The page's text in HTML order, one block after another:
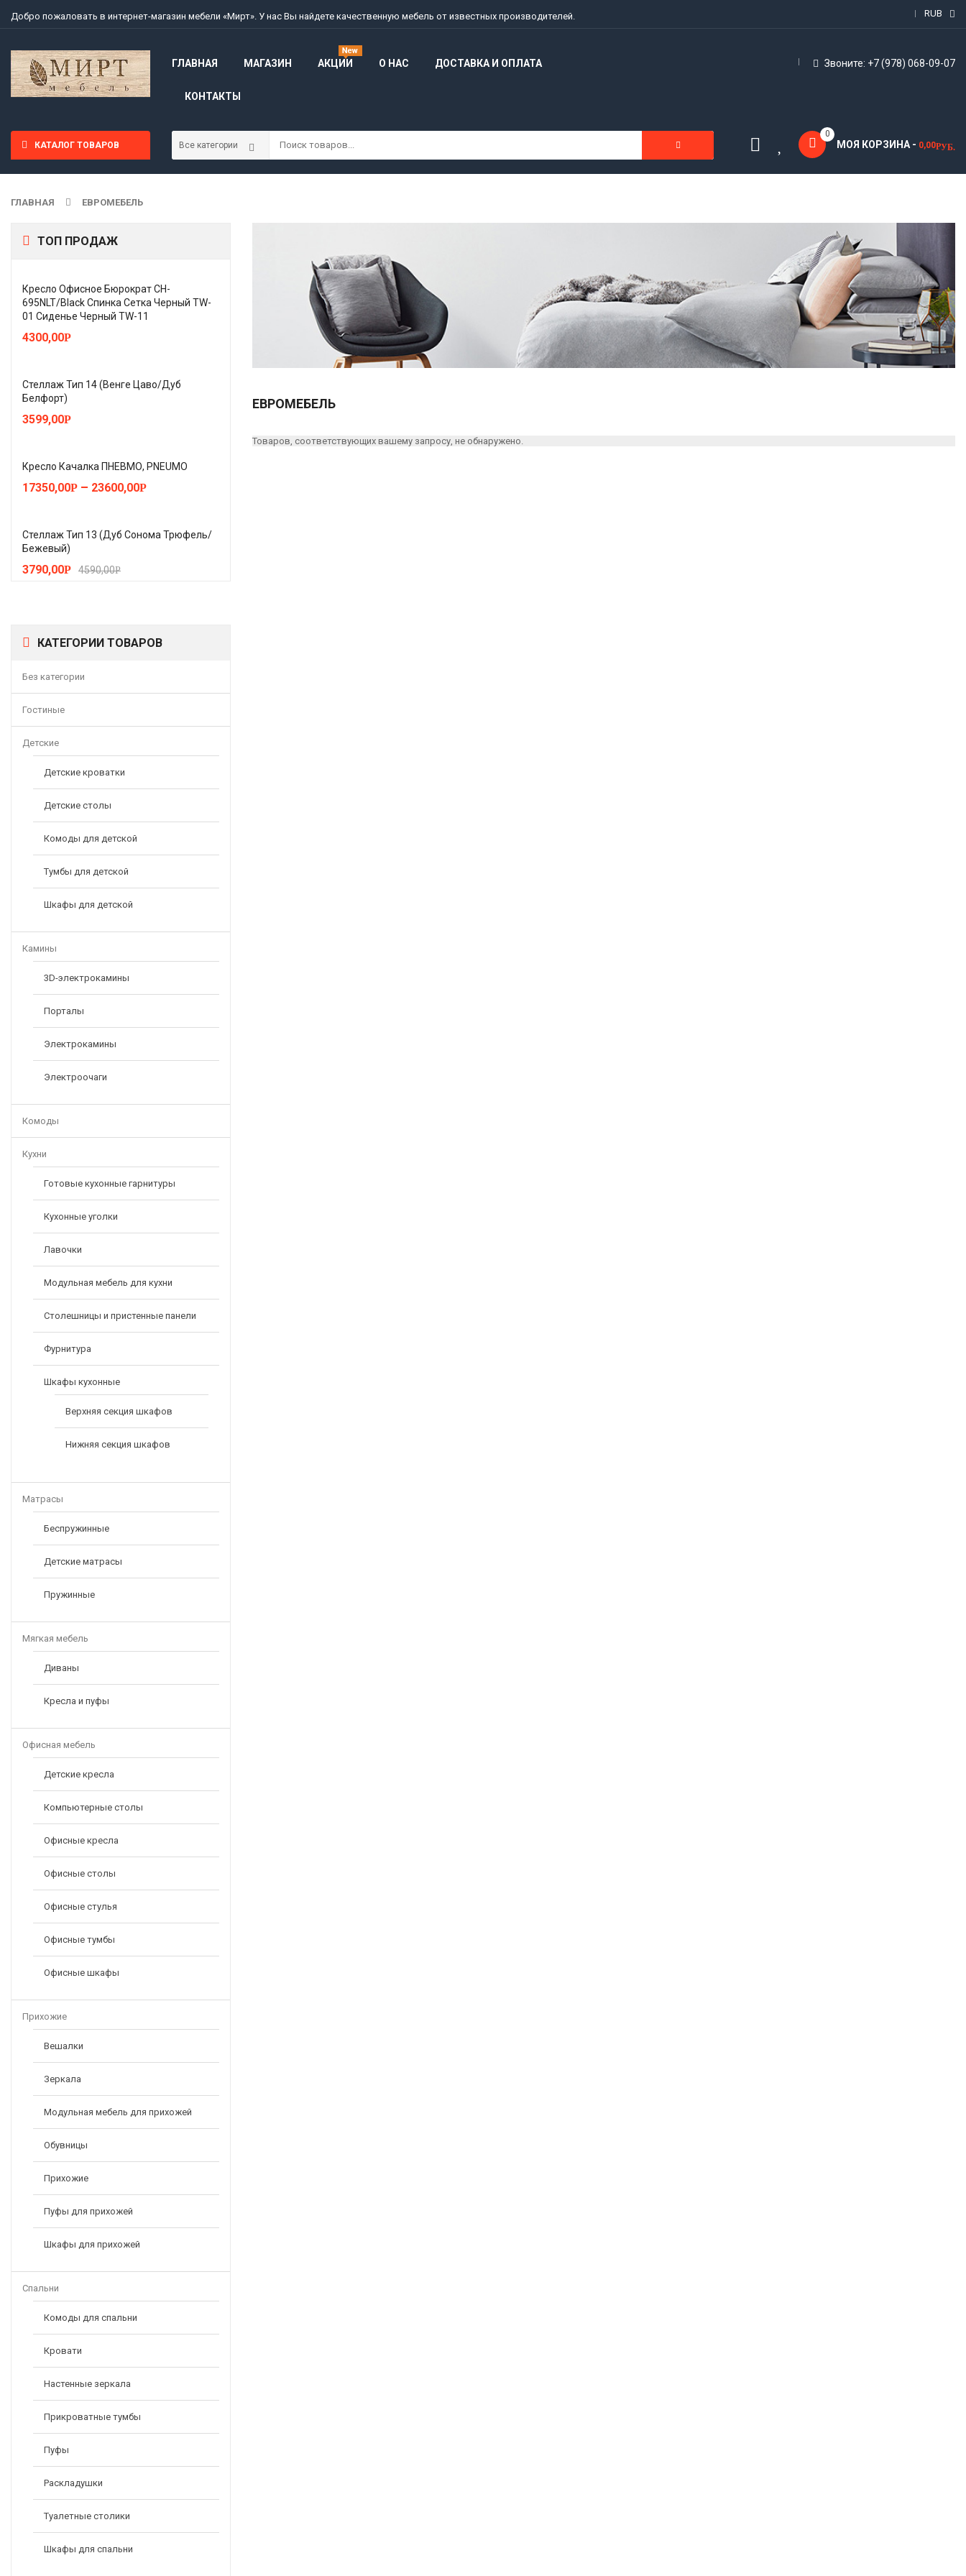
RUB
Добро пожаловать в интернет-магазин мебели «Мирт». У нас Вы найдете качественную мебель от известных производителей.
ГЛАВНАЯ МАГАЗИН АКЦИИ О НАС ДОСТАВКА И ОПЛАТА
КОНТАКТЫ
Звоните: +7 (978) 068-09-07
КАТАЛОГ ТОВАРОВ МОЯ КОРЗИНА - 0,00РУБ.
0
ГЛАВНАЯ ЕВРОМЕБЕЛЬ
ТОП ПРОДАЖ
Кресло Офисное Бюрократ CH-
695NLT/Black Спинка Сетка Черный TW-
01 Сиденье Черный TW-11
4300,00Р
Стеллаж Тип 14 (Венге Цаво/Дуб
Белфорт)
3599,00Р
Кресло Качалка ПНЕВМО, PNEUMO
17350,00Р – 23600,00Р
Стеллаж Тип 13 (Дуб Сонома Трюфель/
Бежевый)
4590,00Р
3790,00Р
КАТЕГОРИИ ТОВАРОВ
Без категории
Гостиные
Детские
Детские кроватки
Детские столы
Комоды для детской
Тумбы для детской
Шкафы для детской
Камины
3D-электрокамины
Порталы
Электрокамины
Электроочаги
Комоды
Кухни
Готовые кухонные гарнитуры
Кухонные уголки
Лавочки
Модульная мебель для кухни
Столешницы и пристенные панели
Фурнитура
Шкафы кухонные
Верхняя секция шкафов
Нижняя секция шкафов
Матрасы
Беспружинные
Детские матрасы
Пружинные
Мягкая мебель
Диваны
Кресла и пуфы
Офисная мебель
Детские кресла
Компьютерные столы
Офисные кресла
Офисные столы
Офисные стулья
Офисные тумбы
Офисные шкафы
Прихожие
Вешалки
Зеркала
Модульная мебель для прихожей
Обувницы
Прихожие
Пуфы для прихожей
Шкафы для прихожей
Спальни
Комоды для спальни
Кровати
Настенные зеркала
Прикроватные тумбы
Пуфы
Раскладушки
Туалетные столики
Шкафы для спальни
ЕВРОМЕБЕЛЬ
Товаров, соответствующих вашему запросу, не обнаружено.